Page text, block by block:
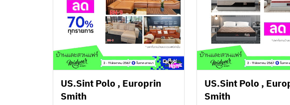
US.Sint Polo , Europrin
Smith
US.Sint Polo ,
Smith